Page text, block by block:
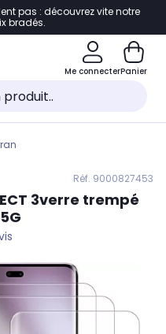
page
pas : découvrez vite notre
bradés.
Me connecterPanier
Réf. 9000827453
3verre trempé